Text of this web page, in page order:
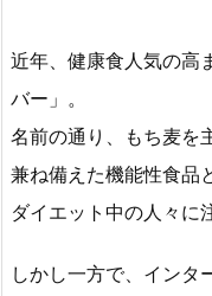
近年、健康食人気の高
バー」。
名前の通り、もち麦を
兼ね備えた機能性食品
ダイエット中の人々に
しかし一方で、インタ